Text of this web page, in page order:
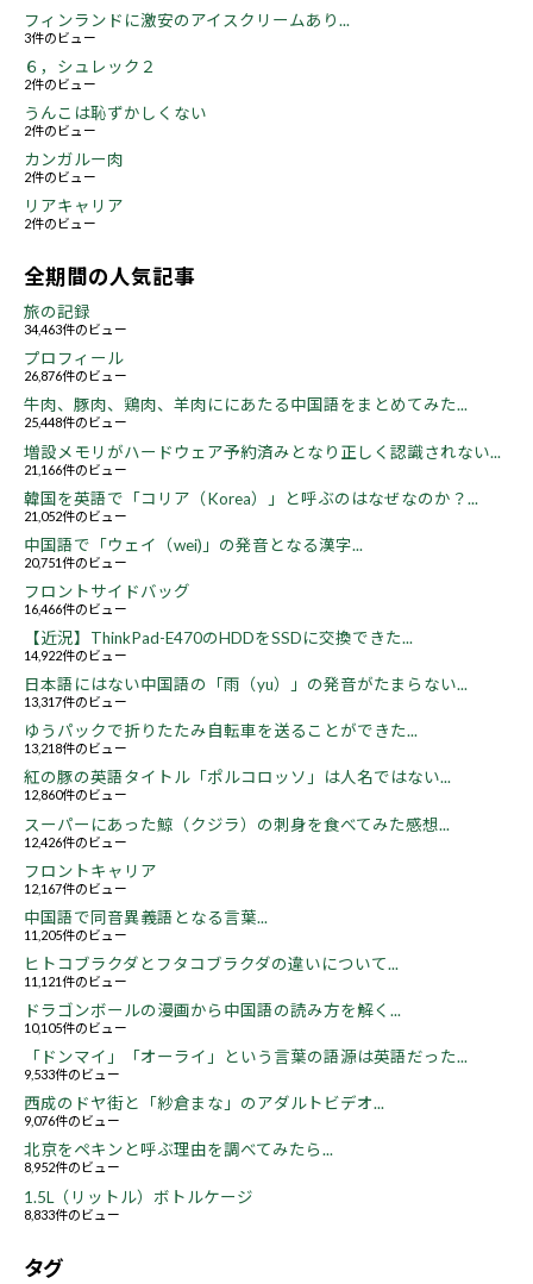
フィンランドに激安のアイスクリームあり...
3件のビュー
６，シュレック２
2件のビュー
うんこは恥ずかしくない
2件のビュー
カンガルー肉
2件のビュー
リアキャリア
2件のビュー
全期間の人気記事
旅の記録
34,463件のビュー
プロフィール
26,876件のビュー
牛肉、豚肉、鶏肉、羊肉ににあたる中国語をまとめてみた...
25,448件のビュー
増設メモリがハードウェア予約済みとなり正しく認識されない...
21,166件のビュー
韓国を英語で「コリア（Korea）」と呼ぶのはなぜなのか？...
21,052件のビュー
中国語で「ウェイ（wei)」の発音となる漢字...
20,751件のビュー
フロントサイドバッグ
16,466件のビュー
【近況】ThinkPad-E470のHDDをSSDに交換できた...
14,922件のビュー
日本語にはない中国語の「雨（yu）」の発音がたまらない...
13,317件のビュー
ゆうパックで折りたたみ自転車を送ることができた...
13,218件のビュー
紅の豚の英語タイトル「ポルコロッソ」は人名ではない...
12,860件のビュー
スーパーにあった鯨（クジラ）の刺身を食べてみた感想...
12,426件のビュー
フロントキャリア
12,167件のビュー
中国語で同音異義語となる言葉...
11,205件のビュー
ヒトコブラクダとフタコブラクダの違いについて...
11,121件のビュー
ドラゴンボールの漫画から中国語の読み方を解く...
10,105件のビュー
「ドンマイ」「オーライ」という言葉の語源は英語だった...
9,533件のビュー
西成のドヤ街と「紗倉まな」のアダルトビデオ...
9,076件のビュー
北京をペキンと呼ぶ理由を調べてみたら...
8,952件のビュー
1.5L（リットル）ボトルケージ
8,833件のビュー
タグ